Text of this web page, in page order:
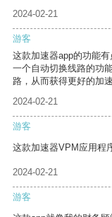
2024-02-21
游客
这款加速器app的功能
一个自动切换线路的功
路，从而获得更好的加速
2024-02-21
游客
这款加速器VPM应用程
2024-02-21
游客